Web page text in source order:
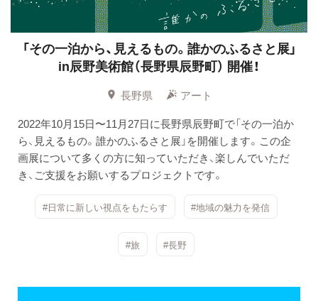
「その一泊から、見えるもの。誰かのふるさと展」
in辰野美術館（長野県辰野町） 開催！
長野県
アート
2022年10月15日〜11月27日に長野県辰野町で「その一泊か
ら、見えるもの。誰かのふるさと展」を開催します。この企
画展について多くの方に知っていただき、楽しんでいただ
き、ご支援をお願いするプロジェクトです。
#日常に新しい視点をもたらす #地域の魅力を発信
#旅 #長野